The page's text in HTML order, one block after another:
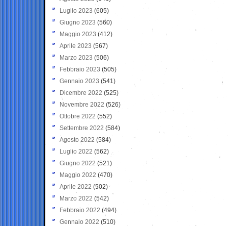
Luglio 2023 (605)
Giugno 2023 (560)
Maggio 2023 (412)
Aprile 2023 (567)
Marzo 2023 (506)
Febbraio 2023 (505)
Gennaio 2023 (541)
Dicembre 2022 (525)
Novembre 2022 (526)
Ottobre 2022 (552)
Settembre 2022 (584)
Agosto 2022 (584)
Luglio 2022 (562)
Giugno 2022 (521)
Maggio 2022 (470)
Aprile 2022 (502)
Marzo 2022 (542)
Febbraio 2022 (494)
Gennaio 2022 (510)